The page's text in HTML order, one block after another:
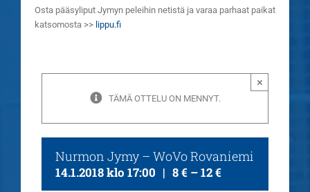
Osta pääsyliput Jymyn peleihin netistä ja varaa parhaat paikat
katsomosta >> lippu.fi
TÄMÄ OTTELU ON MENNYT.
×
Nurmon Jymy – WoVo Rovaniemi
14.1.2018 klo 17:00 | 8 € – 12 €